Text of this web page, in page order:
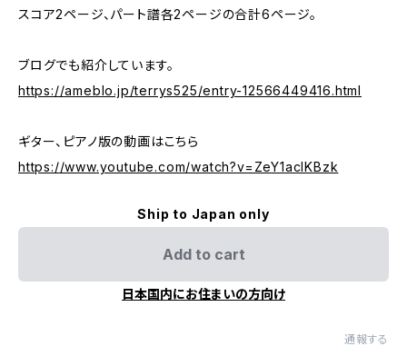
スコア2ページ、パート譜各2ページの合計6ページ。
ブログでも紹介しています。
https://ameblo.jp/terrys525/entry-12566449416.html
ギター、ピアノ版の動画はこちら
https://www.youtube.com/watch?v=ZeY1aclKBzk
Ship to Japan only
Add to cart
日本国内にお住まいの方向け
通報する